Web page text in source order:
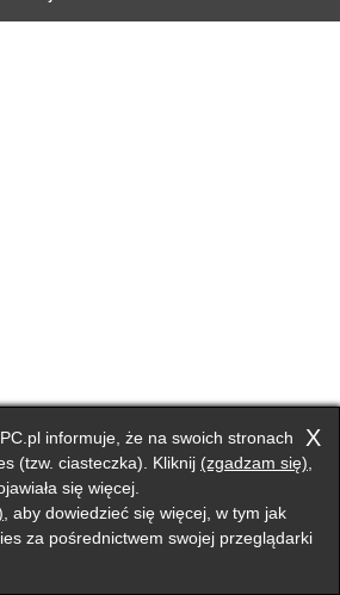
X
informuje, że na swoich stronach
(tzw. ciasteczka). Kliknij (zgadzam się)
się więcej.
, aby dowiedzieć się więcej, w tym jak
za pośrednictwem swojej przeglądarki